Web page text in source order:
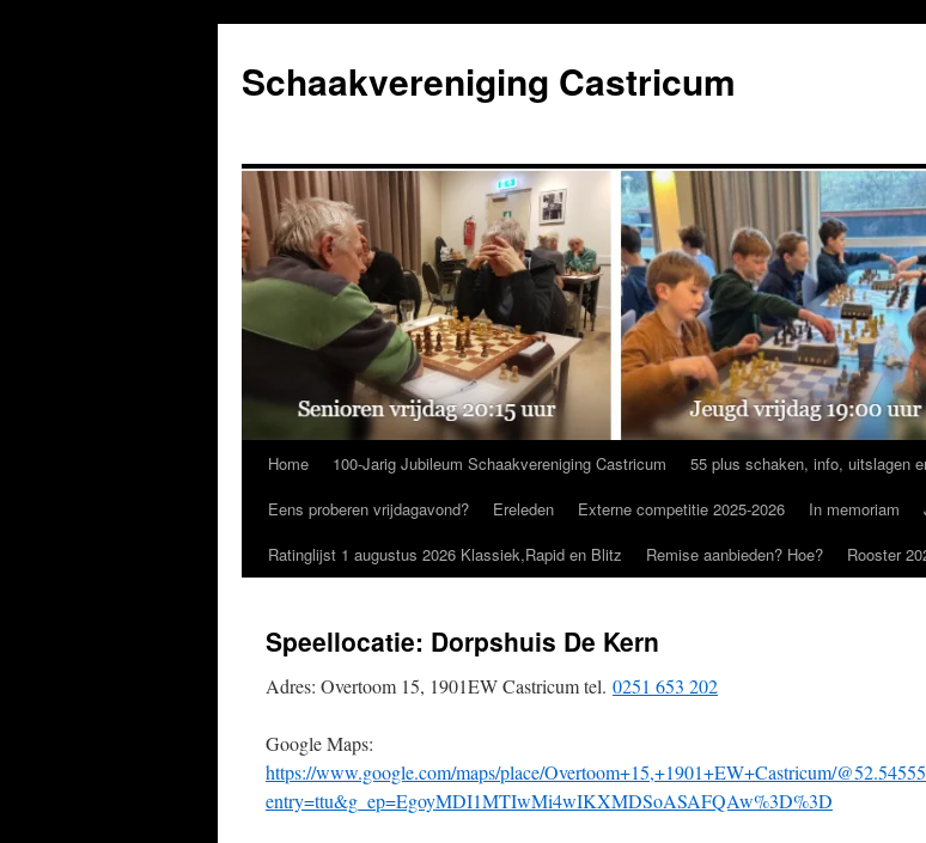
de
inhoud
Schaakvereniging Castricum
Home 100-Jarig Jubileum Schaakvereniging Castricum 55 plus schaken, info, uitslagen
Eens proberen vrijdagavond?
Ereleden Externe competitie 2025-2026 In memoriam
Ratinglijst 1 augustus 2026 Klassiek,Rapid en Blitz
Remise aanbieden? Hoe? Rooster
Speellocatie: Dorpshuis De Kern
Adres: Overtoom 15, 1901EW Castricum tel. 0251 653 202
Google Maps:
https://www.google.com/maps/place/Overtoom+15,+1901+EW+Castricum/
entry=ttu&g_ep=EgoyMDI1MTIwMi4wIKXMDSoASAFQAw%3D%3D